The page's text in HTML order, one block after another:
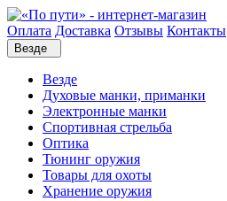
Оплата Доставка Отзывы Контакты
Везде
Везде
Духовые манки, приманки
Электронные манки
Спортивная стрельба
Оптика
Тюнинг оружия
Товары для охоты
Хранение оружия